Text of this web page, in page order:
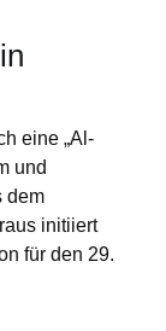
eine „Al-
und
dem
initiiert
für den 29.